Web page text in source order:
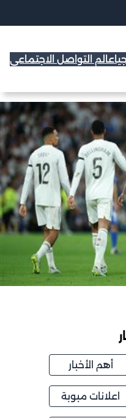
عالم التواصل الاجتماعي
أهم الأخبار
اعلانات مبوبة